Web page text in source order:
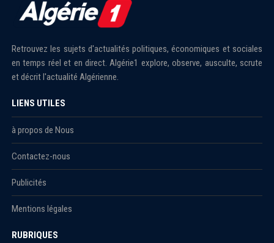
Retrouvez les sujets d'actualités politiques, économiques et sociales
en temps réel et en direct. Algérie1 explore, observe, ausculte, scrute
et décrit l'actualité Algérienne.
LIENS UTILES
à propos de Nous
Contactez-nous
Publicités
Mentions légales
RUBRIQUES